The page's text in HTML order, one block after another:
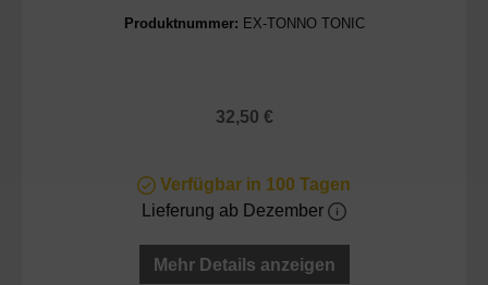
Produktnummer: EX-TONNO TONIC
Regulärer Preis:
32,50 €
Verfügbar in 100 Tagen
Lieferung ab Dezember
Mehr Details anzeigen